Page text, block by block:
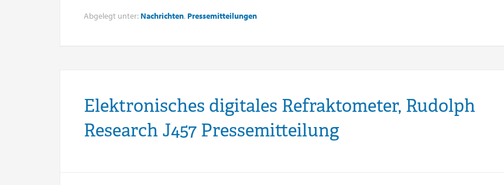
Abgelegt unter: Nachrichten, Pressemitteilungen
Elektronisches digitales Refraktometer, Rudolph
Research J457 Pressemitteilung